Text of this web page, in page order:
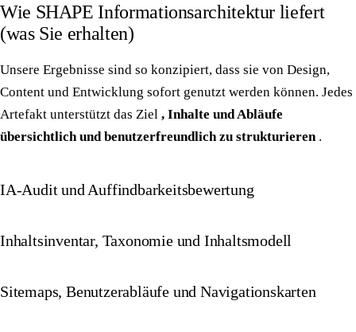
Wie SHAPE Informationsarchitektur liefert
(was Sie erhalten)
Unsere Ergebnisse sind so konzipiert, dass sie von Design,
Content und Entwicklung sofort genutzt werden können. Jedes
Artefakt unterstützt das Ziel , Inhalte und Abläufe
übersichtlich und benutzerfreundlich zu strukturieren .
IA-Audit und Auffindbarkeitsbewertung
Inhaltsinventar, Taxonomie und Inhaltsmodell
Sitemaps, Benutzerabläufe und Navigationskarten